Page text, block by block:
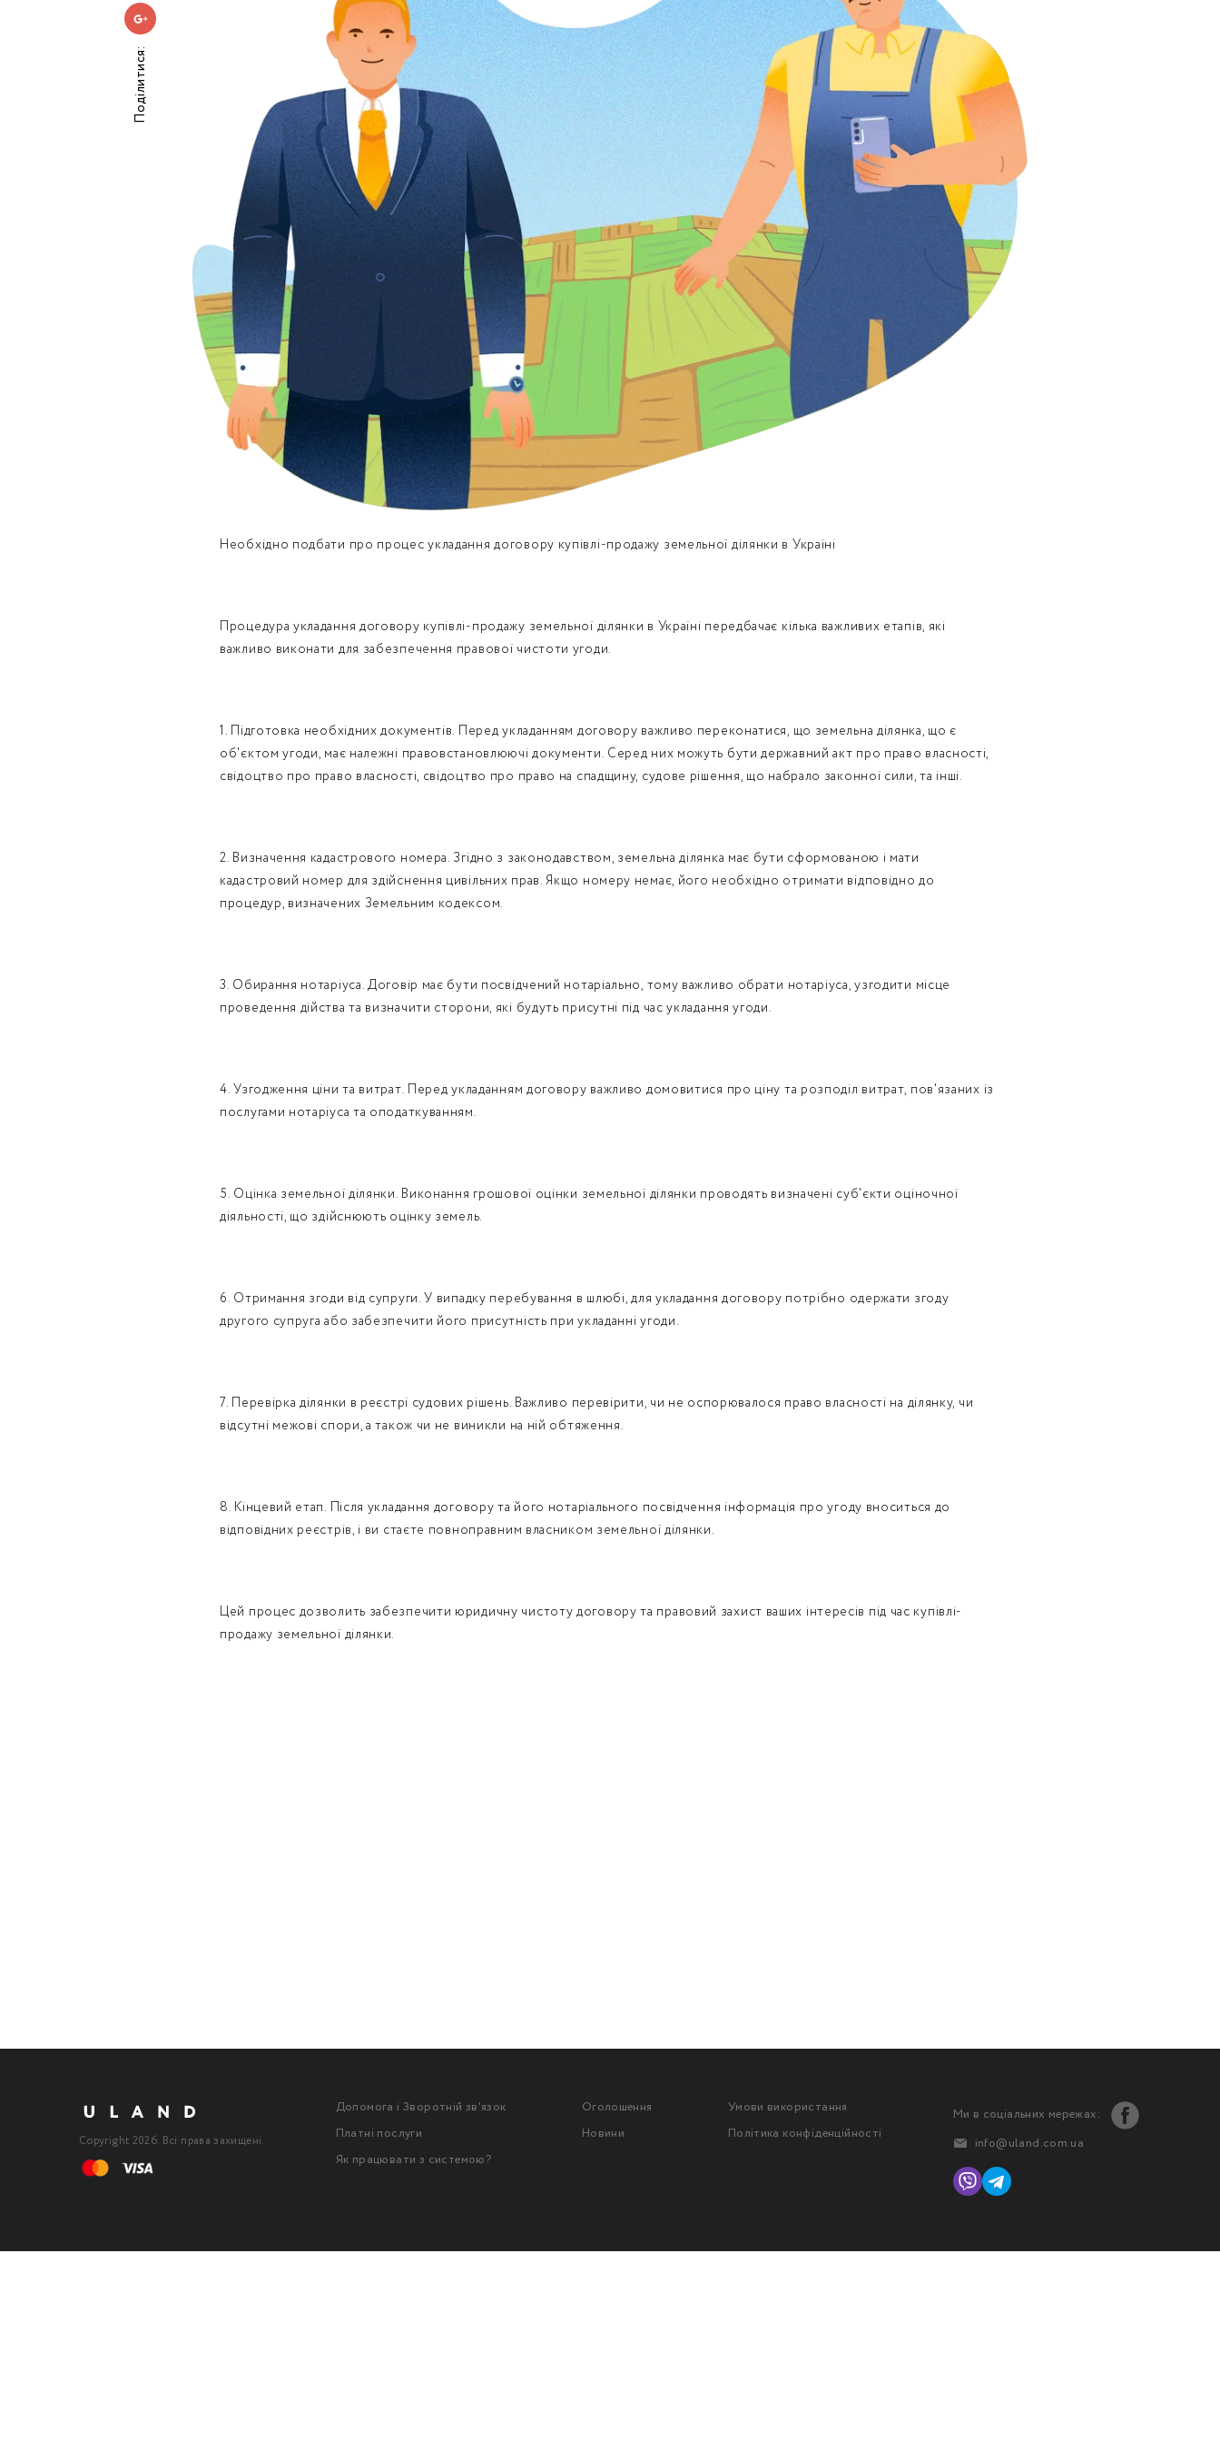
Поділитися:
Необхідно подбати про процес укладання договору купівлі-продажу земельної ділянки в Україні
Процедура укладання договору купівлі-продажу земельної ділянки в Україні передбачає кілька важливих етапів, які
важливо виконати для забезпечення правової чистоти угоди.
1. Підготовка необхідних документів. Перед укладанням договору важливо переконатися, що земельна ділянка, що є
об'єктом угоди, має належні правовстановлюючі документи. Серед них можуть бути державний акт про право власності,
свідоцтво про право власності, свідоцтво про право на спадщину, судове рішення, що набрало законної сили, та інші.
2. Визначення кадастрового номера. Згідно з законодавством, земельна ділянка має бути сформованою і мати
кадастровий номер для здійснення цивільних прав. Якщо номеру немає, його необхідно отримати відповідно до
процедур, визначених Земельним кодексом.
3. Обирання нотаріуса. Договір має бути посвідчений нотаріально, тому важливо обрати нотаріуса, узгодити місце
проведення дійства та визначити сторони, які будуть присутні під час укладання угоди.
4. Узгодження ціни та витрат. Перед укладанням договору важливо домовитися про ціну та розподіл витрат, пов'язаних із
послугами нотаріуса та оподаткуванням.
5. Оцінка земельної ділянки. Виконання грошової оцінки земельної ділянки проводять визначені суб'єкти оціночної
діяльності, що здійснюють оцінку земель.
6. Отримання згоди від супруги. У випадку перебування в шлюбі, для укладання договору потрібно одержати згоду
другого супруга або забезпечити його присутність при укладанні угоди.
7. Перевірка ділянки в реєстрі судових рішень. Важливо перевірити, чи не оспорювалося право власності на ділянку, чи
відсутні межові спори, а також чи не виникли на ній обтяження.
8. Кінцевий етап. Після укладання договору та його нотаріального посвідчення інформація про угоду вноситься до
відповідних реєстрів, і ви стаєте повноправним власником земельної ділянки.
Цей процес дозволить забезпечити юридичну чистоту договору та правовий захист ваших інтересів під час купівлі-
продажу земельної ділянки.
Copyright 2026. Всі права захищені.
Допомога і Зворотній зв'язок
Платні послуги
Як працювати з системою?
Оголошення
Новини
Умови використання
Політика конфіденційності
Ми в соціальних мережах:
info@uland.com.ua
Пароль Забули пароль?
Немає облікового запису? УВІЙТИ
Номер телефона
Залишаючи контактні дані, ви погоджуєтеся з політикою
конфіденційності
та даєте згоду на обробку персональних даних.
ЗАМОВИТИ КОНСУЛЬТАЦІЮ